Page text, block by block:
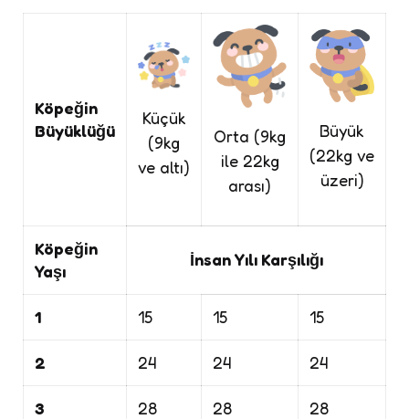
Köpeğin
Büyüklüğü
Küçük
(9kg
ve altı)
Orta (9kg
ile 22kg
arası)
Büyük
(22kg ve
üzeri)
Köpeğin
Yaşı
İnsan Yılı Karşılığı
1 15 15 15
2 24 24 24
3 28 28 28